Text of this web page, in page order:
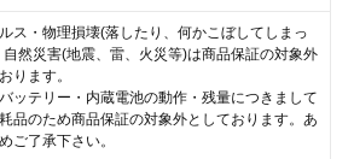
ス・物理損壊(落したり、何かこぼしてしまっ
自然災害(地震、雷、火災等)は商品保証の対象外
ります。
ッテリー・内蔵電池の動作・残量につきまして
品のため商品保証の対象外としております。あ
ご了承下さい。